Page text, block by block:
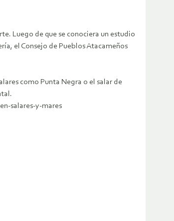
Luego de que se conociera un estudio
el Consejo de Pueblos Atacameños
como Punta Negra o el salar de
salares-y-mares